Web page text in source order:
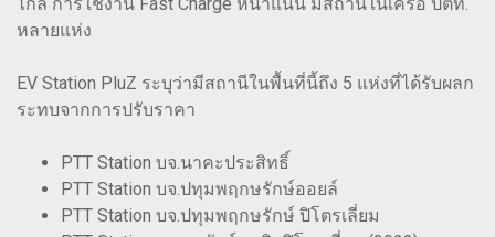
หลายแห่ง
EV Station PluZ ระบุว่ามีสถานีในพื้นที่นี้ถึง 5 แห่งที่ได้รับผลก
ระทบจากการปรับราคา
PTT Station บจ.นาคะประสิทธิ์
PTT Station บจ.ปทุมพฤกษรักษ์ออยล์
PTT Station บจ.ปทุมพฤกษรักษ์ ปิโตรเลี่ยม